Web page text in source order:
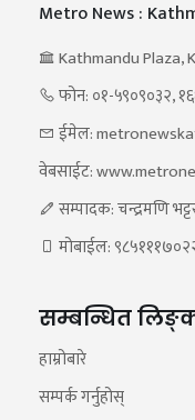
Metro News :
Kathmandu Plaza,
फोन: ०१-५९०९०३२,
ईमेल:
वेबसाईट:
सम्पादक: चन्द्रमणि
मोबाईल:
सम्बन्धित
हाम्रोबारे
सम्पर्क गर्नुहोस्